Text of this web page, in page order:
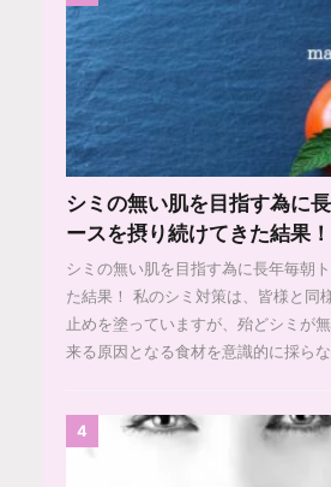
シミの無い肌を目指す為に
ースを摂り続けてきた結果！
シミの無い肌を目指す為に長年毎朝
た結果！ 私のシミ対策は、皆様と
止めを塗っていますが、殆どシミが
来る原因となる食材を意識的に採ら
4